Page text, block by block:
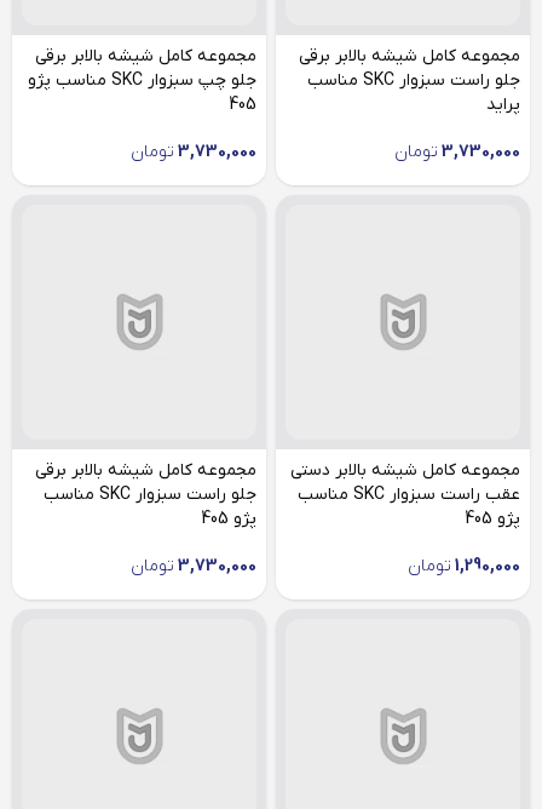
مجموعه کامل شیشه بالابر برقی
جلو راست سبزوار SKC مناسب
پراید
3,730,000 تومان
مجموعه کامل شیشه بالابر برقی
جلو چپ سبزوار SKC مناسب پژو
405
3,730,000 تومان
مجموعه کامل شیشه بالابر دستی
عقب راست سبزوار SKC مناسب
پژو 405
1,290,000 تومان
مجموعه کامل شیشه بالابر برقی
جلو راست سبزوار SKC مناسب
پژو 405
3,730,000 تومان